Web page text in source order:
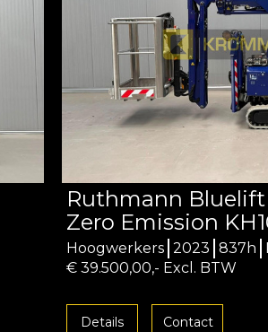
Ruthmann Bluelift
Zero Emission
Hoogwerkers 2023 837h
€ 39.500,00,- Excl. BTW
Details Contact